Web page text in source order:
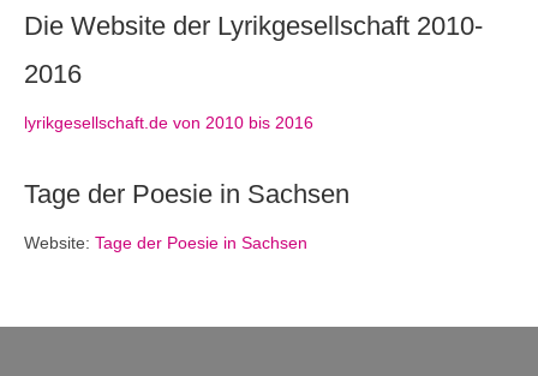
Die Website der Lyrikgesellschaft 2010-
2016
lyrikgesellschaft.de von 2010 bis 2016
Tage der Poesie in Sachsen
Website: Tage der Poesie in Sachsen